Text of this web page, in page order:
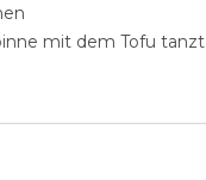
mit dem Tofu tanzt